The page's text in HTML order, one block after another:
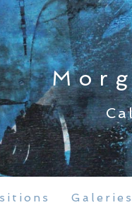
Galeries